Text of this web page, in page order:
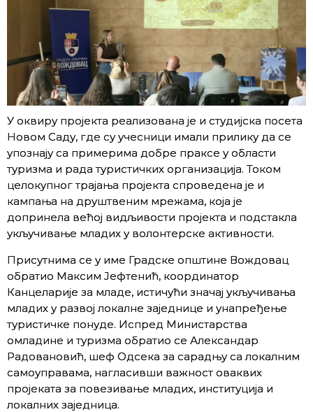
У оквиру пројекта реализована је и студијска посета
Новом Саду, где су учесници имали прилику да се
упознају са примерима добре праксе у области
туризма и рада туристичких организација. Током
целокупног трајања пројекта спроведена је и
кампања на друштвеним мрежама, која је
допринела већој видљивости пројекта и подстакла
укључивање младих у волонтерске активности.
Присутнима се у име Градске општине Вождовац
обратио Максим Јефтенић, координатор
Канцеларије за младе, истичући значај укључивања
младих у развој локалне заједнице и унапређење
туристичке понуде. Испред Министарства
омладине и туризма обратио се Александар
Радовановић, шеф Одсека за сарадњу са локалним
самоуправама, нагласивши важност оваквих
пројеката за повезивање младих, институција и
локалних заједница.